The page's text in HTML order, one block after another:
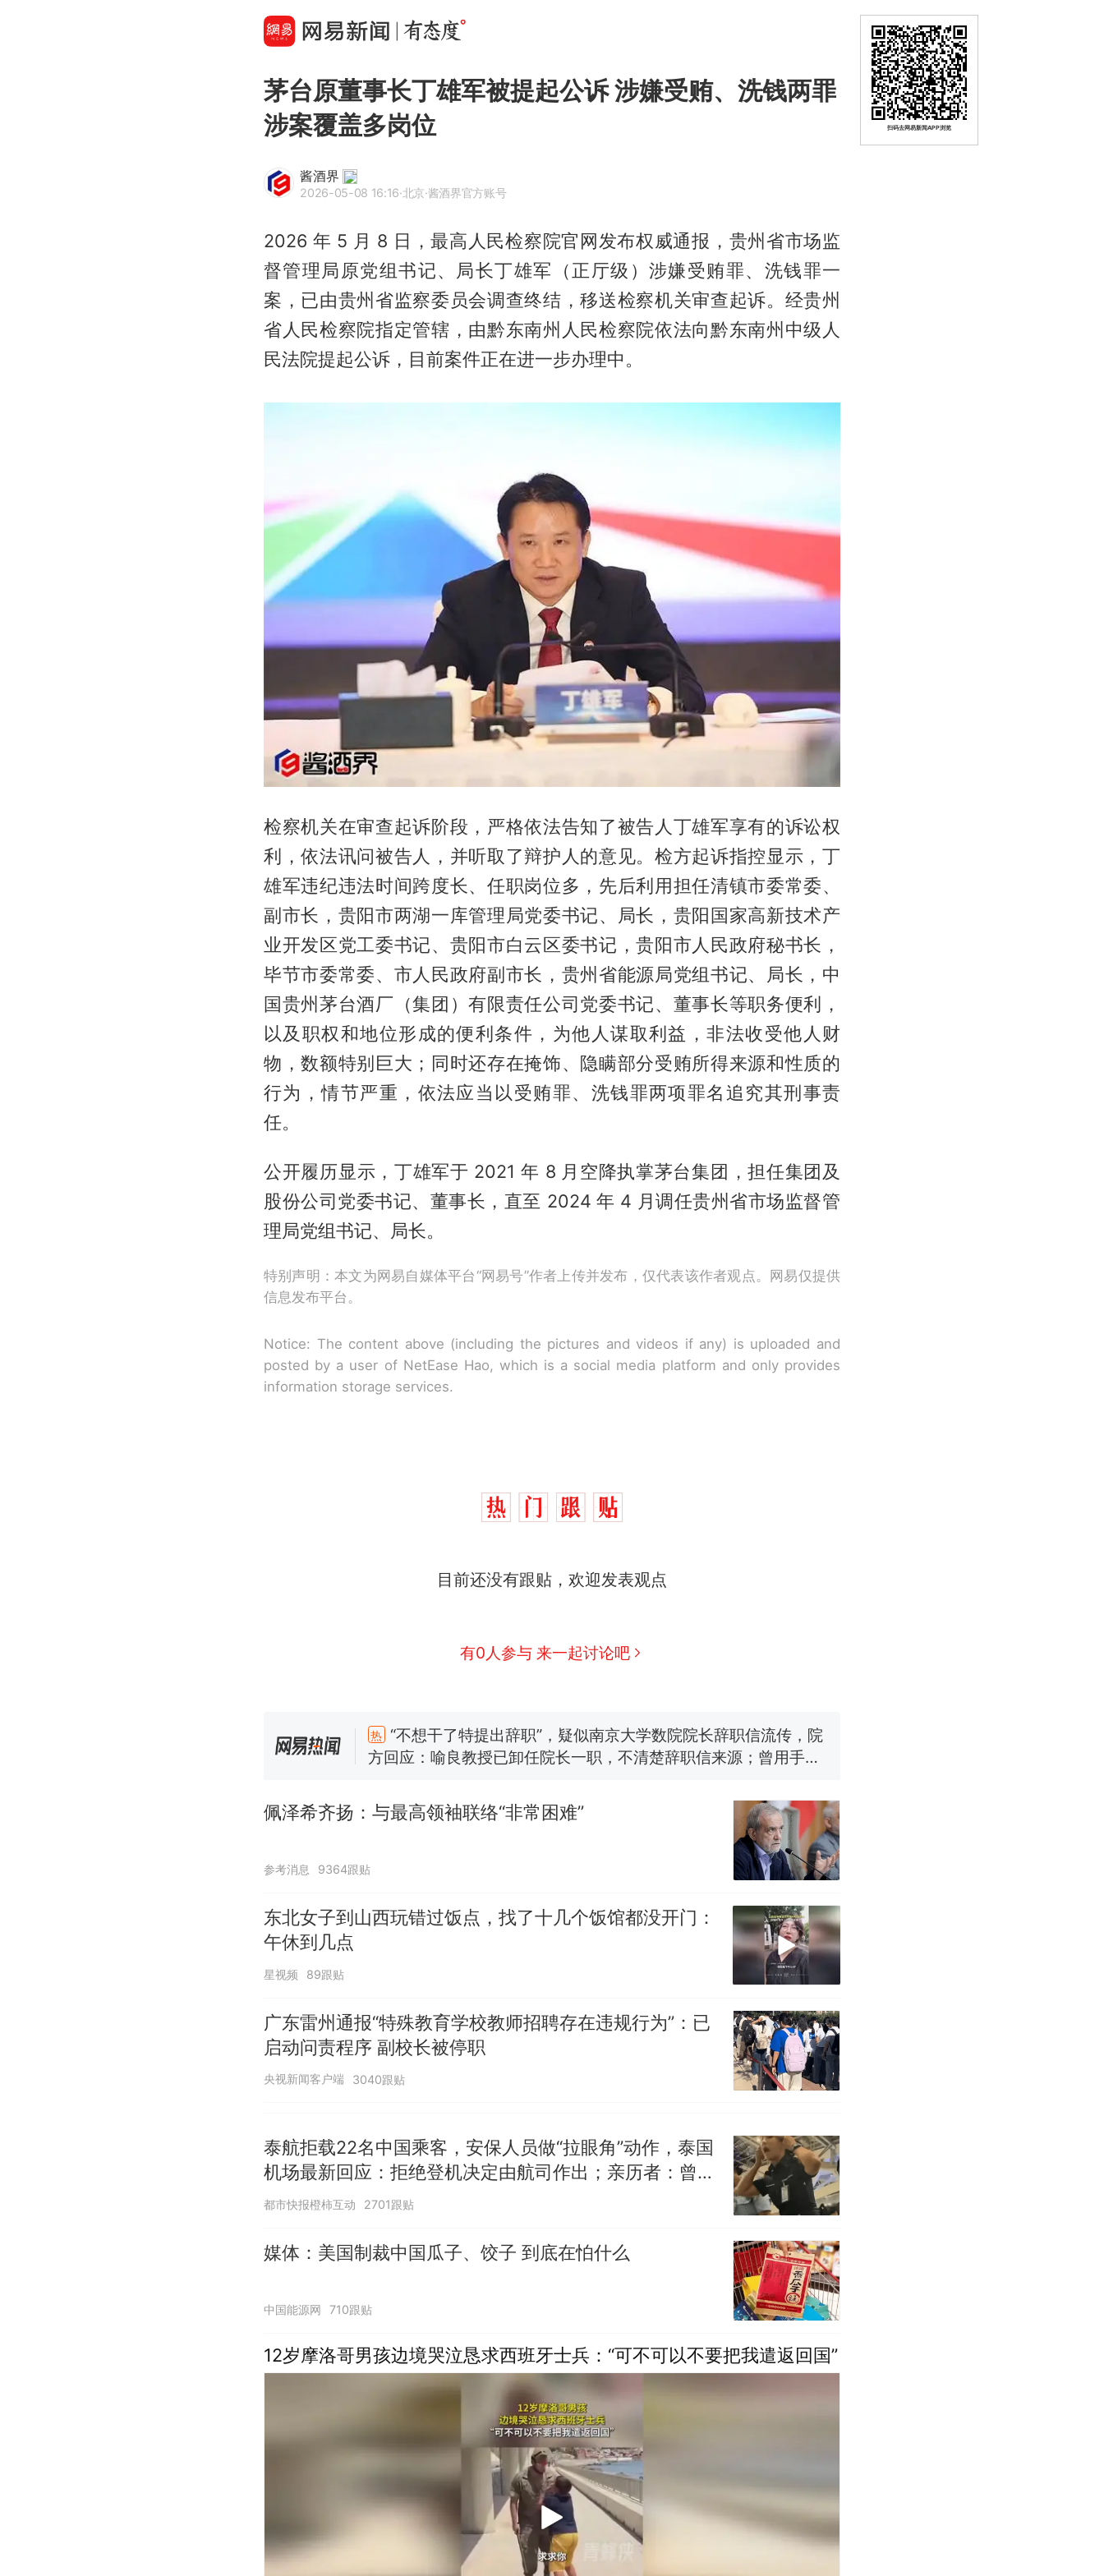
茅台原董事长丁雄军被提起公诉 涉嫌受贿、洗钱两罪
涉案覆盖多岗位
酱酒界
2026-05-08 16:16·北京·酱酒界官方账号
2026 年 5 月 8 日，最高人民检察院官网发布权威通报，贵州省市场监
督管理局原党组书记、局长丁雄军（正厅级）涉嫌受贿罪、洗钱罪一
案，已由贵州省监察委员会调查终结，移送检察机关审查起诉。经贵州
省人民检察院指定管辖，由黔东南州人民检察院依法向黔东南州中级人
民法院提起公诉，目前案件正在进一步办理中。
检察机关在审查起诉阶段，严格依法告知了被告人丁雄军享有的诉讼权
利，依法讯问被告人，并听取了辩护人的意见。检方起诉指控显示，丁
雄军违纪违法时间跨度长、任职岗位多，先后利用担任清镇市委常委、
副市长，贵阳市两湖一库管理局党委书记、局长，贵阳国家高新技术产
业开发区党工委书记、贵阳市白云区委书记，贵阳市人民政府秘书长，
毕节市委常委、市人民政府副市长，贵州省能源局党组书记、局长，中
国贵州茅台酒厂（集团）有限责任公司党委书记、董事长等职务便利，
以及职权和地位形成的便利条件，为他人谋取利益，非法收受他人财
物，数额特别巨大；同时还存在掩饰、隐瞒部分受贿所得来源和性质的
行为，情节严重，依法应当以受贿罪、洗钱罪两项罪名追究其刑事责
任。
公开履历显示，丁雄军于 2021 年 8 月空降执掌茅台集团，担任集团及
股份公司党委书记、董事长，直至 2024 年 4 月调任贵州省市场监督管
理局党组书记、局长。
特别声明：本文为网易自媒体平台“网易号”作者上传并发布，仅代表该作者观点。网易仅提供
信息发布平台。
Notice: The content above (including the pictures and videos if any) is uploaded and
posted by a user of NetEase Hao, which is a social media platform and only provides
information storage services.
目前还没有跟贴，欢迎发表观点
有0人参与 来一起讨论吧
热
“不想干了特提出辞职”，疑似南京大学数院院长辞职信流传，院
方回应：喻良教授已卸任院长一职，不清楚辞职信来源；曾用手绘
应
男子上山采菌偶然发现鸡枞菌窝，原地守1天等它长大：挖了140多
美国渔民钓获鲨鱼徒手将其拽回大海 目击者直呼震惊 （视频来源：
制裁瓜子饺子，美国怕什么？
方回应：喻良教授已卸任院长一职，不清楚辞职信来源；曾用手绘
图做头像
佩泽希齐扬：与最高领袖联络“非常困难”
参考消息 9364跟贴
东北女子到山西玩错过饭点，找了十几个饭馆都没开门：
午休到几点
星视频 89跟贴
广东雷州通报“特殊教育学校教师招聘存在违规行为”：已
启动问责程序 副校长被停职
央视新闻客户端 3040跟贴
泰航拒载22名中国乘客，安保人员做“拉眼角”动作，泰国
机场最新回应：拒绝登机决定由航司作出；亲历者：曾承
诺免费改签但没兑现
都市快报橙柿互动 2701跟贴
媒体：美国制裁中国瓜子、饺子 到底在怕什么
中国能源网 710跟贴
12岁摩洛哥男孩边境哭泣恳求西班牙士兵：“可不可以不要把我遣返回国”
扫码去网易新闻APP浏览